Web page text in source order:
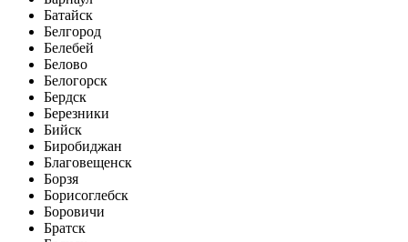
Батайск
Белгород
Белебей
Белово
Белогорск
Бердск
Березники
Бийск
Биробиджан
Благовещенск
Борзя
Борисоглебск
Боровичи
Братск